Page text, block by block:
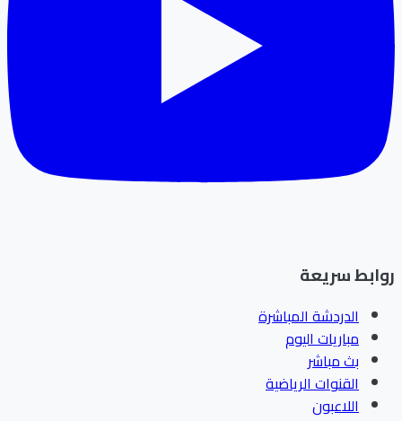
سريعة
الدردشة المباشرة
مباريات اليوم
بث مباشر
القنوات الرياضية
اللاعبون